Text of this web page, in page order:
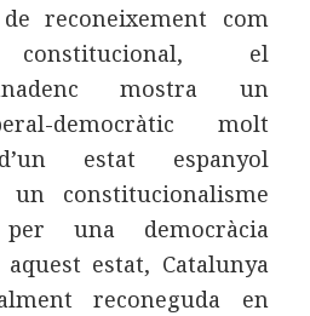
reconeixement com
constitucional, el
mostra un
democràtic molt
estat espanyol
un constitucionalisme
una democràcia
estat, Catalunya
reconeguda en